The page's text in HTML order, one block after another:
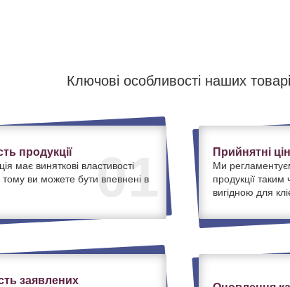
Ключові особливості наших
01
продукції
має виняткові властивості
тому ви можете бути впевнені в
Прийнятні
Ми
продукції
вигідною для
заявлених